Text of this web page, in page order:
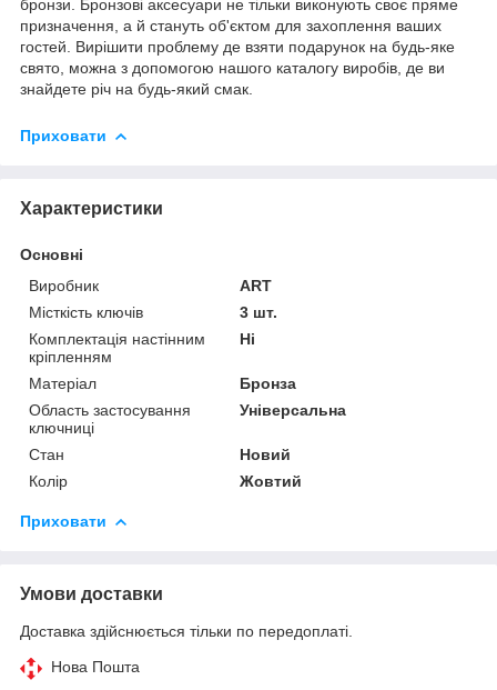
бронзи. Бронзові аксесуари не тільки виконують своє пряме
призначення, а й стануть об'єктом для захоплення ваших
гостей. Вирішити проблему де взяти подарунок на будь-яке
свято, можна з допомогою нашого каталогу виробів, де ви
знайдете річ на будь-який смак.
Приховати
Характеристики
Основні
Виробник
ART
Місткість ключів
3 шт.
Комплектація настінним
кріпленням
Ні
Матеріал
Бронза
Область застосування
ключниці
Універсальна
Стан
Новий
Колір
Жовтий
Приховати
Умови доставки
Доставка здійснюється тільки по передоплаті.
Нова Пошта